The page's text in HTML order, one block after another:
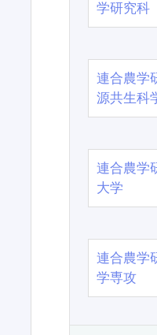
学研究科
連合農学
源共生科
連合農学
大学
連合農学
学専攻